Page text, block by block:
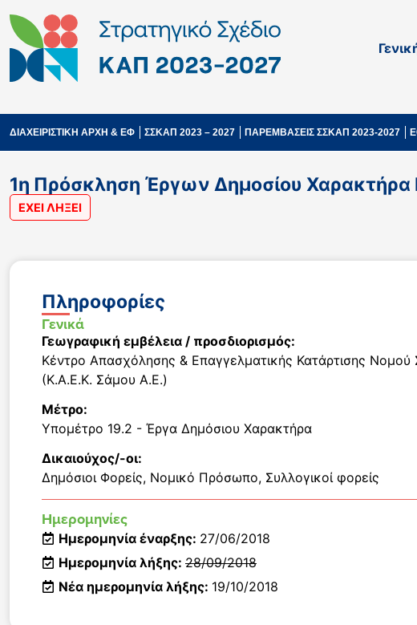
ΔΙΑΧΕΙΡΙΣΤΙΚΗ ΑΡΧΗ & ΕΦ ΣΣΚΑΠ 2023 – 2027 ΠΑΡΕΜΒΑΣΕΙΣ ΣΣΚΑΠ 2023-2027
1η Πρόσκληση Έργων Δημοσίου
ΕΧΕΙ ΛΗΞΕΙ
Πληροφορίες
Γενικά
Γεωγραφική εμβέλεια / προσδιορισμός:
Κέντρο Απασχόλησης & Επαγγελματικής Κατάρτισης
(Κ.Α.Ε.Κ. Σάμου Α.Ε.)
Μέτρο:
Υπομέτρο 19.2 - Έργα Δημόσιου Χαρακτήρα
Δικαιούχος/-οι:
Δημόσιοι Φορείς, Νομικό Πρόσωπο, Συλλογικοί φορείς
Ημερομηνίες
Ημερομηνία έναρξης: 27/06/2018
Ημερομηνία λήξης: 28/09/2018
Νέα ημερομηνία λήξης: 19/10/2018